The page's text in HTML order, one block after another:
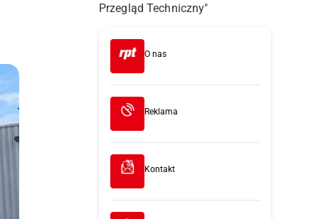
Przegląd Techniczny"
O nas
Reklama
Kontakt